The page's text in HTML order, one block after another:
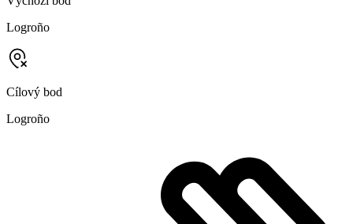
Logroño
Cílový bod
Logroño